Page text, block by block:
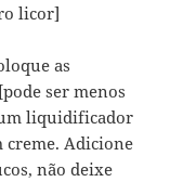
licor]
as
ser menos
liquidificador
creme. Adicione
não deixe